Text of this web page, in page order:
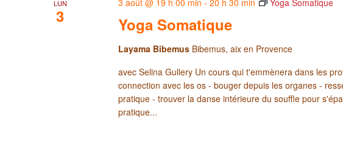
LUN
3 Yoga Somatique
Layama Bibemus Bibemus, aix en Provence
avec Selina Gullery Un cours qui t'emmènera dans les
connection avec les os - bouger depuis les organes -
pratique - trouver la danse intérieure du souffle pour
pratique...